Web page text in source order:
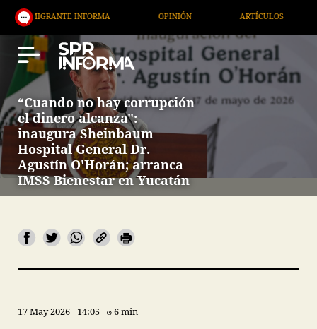
INFORMA OPINIÓN ARTÍCULOS ARTE /
“Cuando no hay corrupción
el dinero alcanza":
inaugura Sheinbaum
Hospital General Dr.
Agustín O'Horán; arranca
IMSS Bienestar en Yucatán
17 May 2026 14:05 6 min